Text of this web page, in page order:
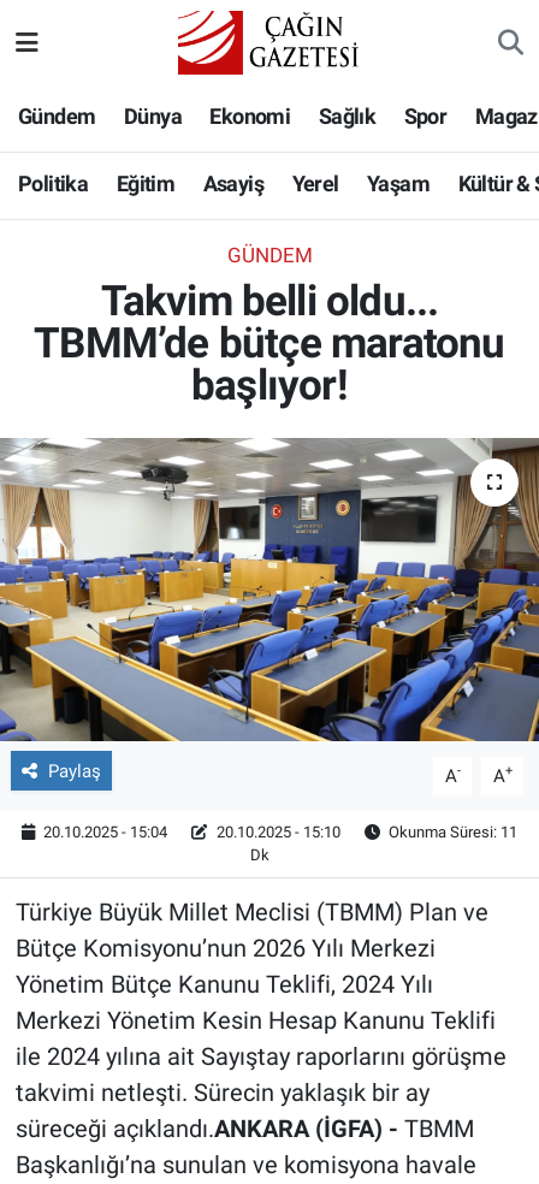
Gündem Dünya Ekonomi Sağlık Spor
Politika Eğitim Asayiş Yerel Yaşam Kültür &
GÜNDEM
Takvim belli oldu...
TBMM’de bütçe maratonu
başlıyor!
Paylaş A- A+
20.10.2025 - 15:04 20.10.2025 - 15:10
Okunma Süresi: 11
Dk
Türkiye Büyük Millet Meclisi (TBMM) Plan ve
Bütçe Komisyonu’nun 2026 Yılı Merkezi
Yönetim Bütçe Kanunu Teklifi, 2024 Yılı
Merkezi Yönetim Kesin Hesap Kanunu Teklifi
ile 2024 yılına ait Sayıştay raporlarını görüşme
takvimi netleşti. Sürecin yaklaşık bir ay
süreceği açıklandı.ANKARA (İGFA) - TBMM
Başkanlığı’na sunulan ve komisyona havale
Eğitim
Asayiş
Yaşam
Kültür & Sanat
Bilim-Teknoloji
Köşe Yazıları
Röportaj
Video Galeri
Hava Durumu
Namaz Vakitleri
Süper Lig Puan Durumu ve Fikstür
Tüm Manşetler
Son Dakika Haberleri
Haber Arşivi